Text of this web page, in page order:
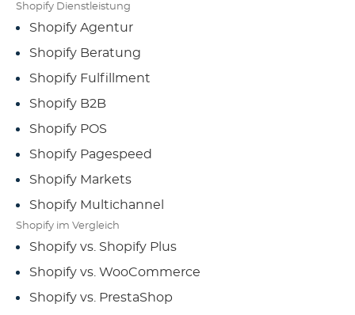
Shopify Dienstleistung
Shopify Agentur
Shopify Beratung
Shopify Fulfillment
Shopify B2B
Shopify POS
Shopify Pagespeed
Shopify Markets
Shopify Multichannel
Shopify im Vergleich
Shopify vs. Shopify Plus
Shopify vs. WooCommerce
Shopify vs. PrestaShop